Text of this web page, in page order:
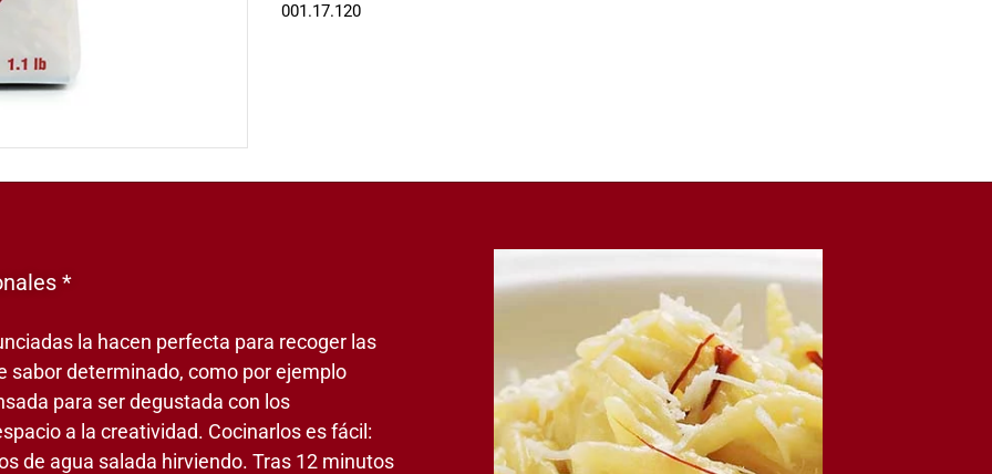
001.17.120
*
la hacen perfecta para recoger las
sabor determinado, como por ejemplo
para ser degustada con los
a la creatividad. Cocinarlos es fácil:
de agua salada hirviendo. Tras 12 minutos